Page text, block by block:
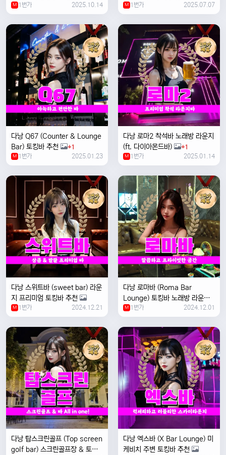
M 1번가 2025.10.14 M 1번가 2025.07.07
다낭 Q67 (Counter & Lounge
Bar) 토킹바 추천
+1
M 1번가 2025.01.23
다낭 로마2 착석바 노래방 라운지
(ft. 다이아몬드바)
+1
M 1번가 2025.01.14
다낭 스위트바 (sweet bar) 라운
지 프리미엄 토킹바 추천
M 1번가 2024.12.21
다낭 로마바 (Roma Bar
Lounge) 토킹바 노래방 라운지
+3
M 1번가 2024.12.01
다낭 탑스크린골프 (Top screen
golf bar) 스크린골프장 & 토킹
다낭 엑스바 (X Bar Lounge) 미
케비치 주변 토킹바 추천